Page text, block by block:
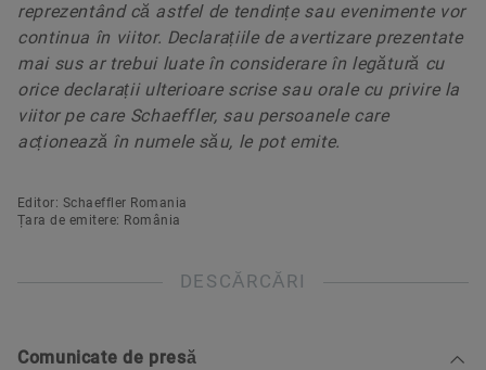
reprezentând că astfel de tendințe sau evenimente vor
continua în viitor. Declarațiile de avertizare prezentate
mai sus ar trebui luate în considerare în legătură cu
orice declarații ulterioare scrise sau orale cu privire la
viitor pe care Schaeffler, sau persoanele care
acționează în numele său, le pot emite.
Editor: Schaeffler Romania
Țara de emitere: România
DESCĂRCĂRI
Comunicate de presă